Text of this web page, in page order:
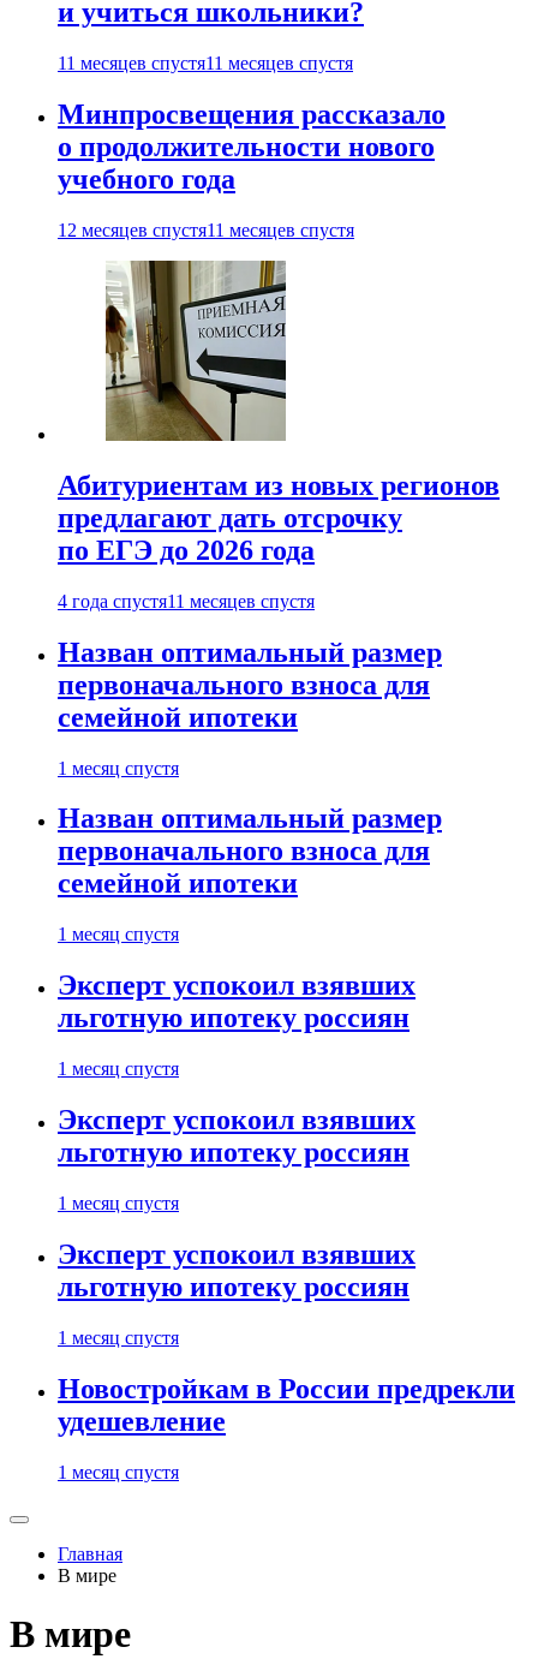
и учиться школьники?
11 месяцев спустя11 месяцев спустя
Минпросвещения рассказало
о продолжительности нового
учебного года
12 месяцев спустя11 месяцев спустя
Абитуриентам из новых регионов
предлагают дать отсрочку
по ЕГЭ до 2026 года
4 года спустя11 месяцев спустя
Назван оптимальный размер
первоначального взноса для
семейной ипотеки
1 месяц спустя
Назван оптимальный размер
первоначального взноса для
семейной ипотеки
1 месяц спустя
Эксперт успокоил взявших
льготную ипотеку россиян
1 месяц спустя
Эксперт успокоил взявших
льготную ипотеку россиян
1 месяц спустя
Эксперт успокоил взявших
льготную ипотеку россиян
1 месяц спустя
Новостройкам в России предрекли
удешевление
1 месяц спустя
Главная
В мире
В мире